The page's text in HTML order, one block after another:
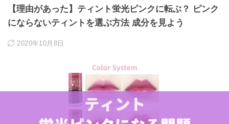
【理由があった】ティント蛍光ピンクに転ぶ？ ピンク
にならないティントを選ぶ方法 成分を見よう
2020年10月8日